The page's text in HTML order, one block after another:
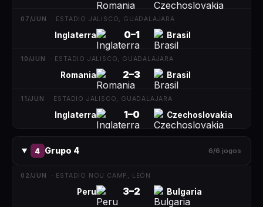
07/JUN · ESTADIO JALISCO, GUADALAJARA
Inglaterra 0–1 Brasil
10/JUN · ESTADIO JALISCO, GUADALAJARA
Romania 2–3 Brasil
11/JUN · ESTADIO JALISCO, GUADALAJARA
Inglaterra 1–0 Czechoslovakia
4 Grupo 4 6/6 jogos
02/JUN · ESTADIO NOU CAMP, LEÓN
Peru 3–2 Bulgaria